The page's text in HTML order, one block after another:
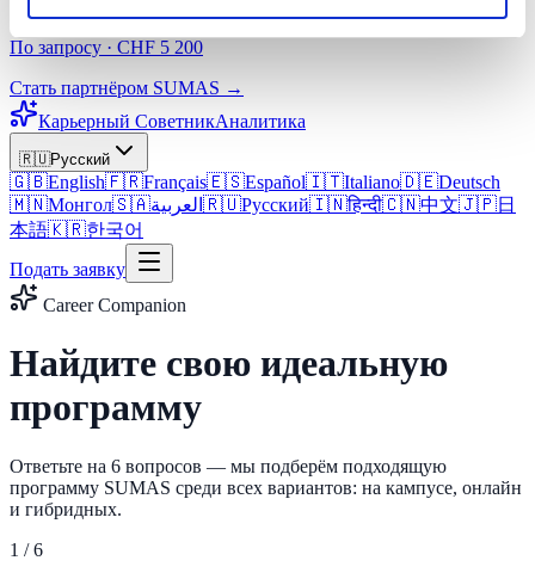
По запросу · CHF 5 200
Стать партнёром SUMAS →
Карьерный СоветникАналитика
🇷🇺Русский
🇬🇧English🇫🇷Français🇪🇸Español🇮🇹Italiano🇩🇪Deutsch
🇲🇳Монгол🇸🇦العربية 🇷🇺Русский🇮🇳हिन्दी🇨🇳中文🇯🇵日
本語🇰🇷한국어
Подать заявку
Career Companion
Найдите свою идеальную
программу
Ответьте на 6 вопросов — мы подберём подходящую
программу SUMAS среди всех вариантов: на кампусе, онлайн
и гибридных.
1 /6